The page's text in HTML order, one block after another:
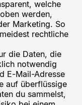
welche
werden,
Marketing. So
rechtliche
die Daten, die
notwendig
E-Mail-Adresse
auf überflüssige
du sammelst,